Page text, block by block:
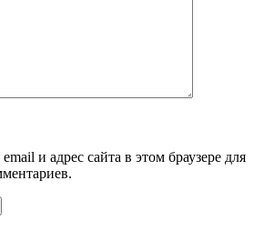
и адрес сайта в этом браузере для